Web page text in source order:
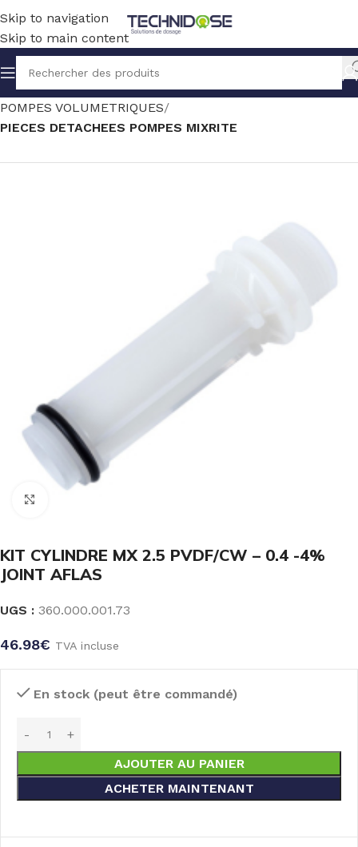
Skip to navigation
Skip to main content
Accueil TRAITEMENT EAU DOSAGE
POMPES VOLUMETRIQUES
PIECES DETACHEES POMPES MIXRITE
KIT CYLINDRE MX 2.5 PVDF/CW – 0.4 -4%
JOINT AFLAS
UGS : 360.000.001.73
46.98€ TVA incluse
En stock (peut être commandé)
AJOUTER AU PANIER
ACHETER MAINTENANT